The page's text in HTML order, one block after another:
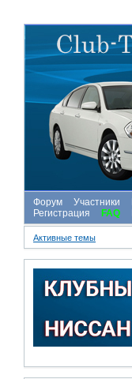
Форум Участники
Регистрация
FAQ
Активные темы